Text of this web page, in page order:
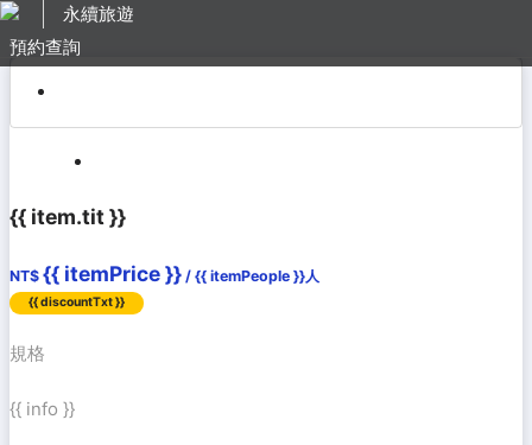
永續旅遊
預約查詢
itemPeople
{{ item.tit }}
NT$ {{ itemPrice }} / {{ itemPeople }}人
{{ discountTxt }}
規格
{{ info }}